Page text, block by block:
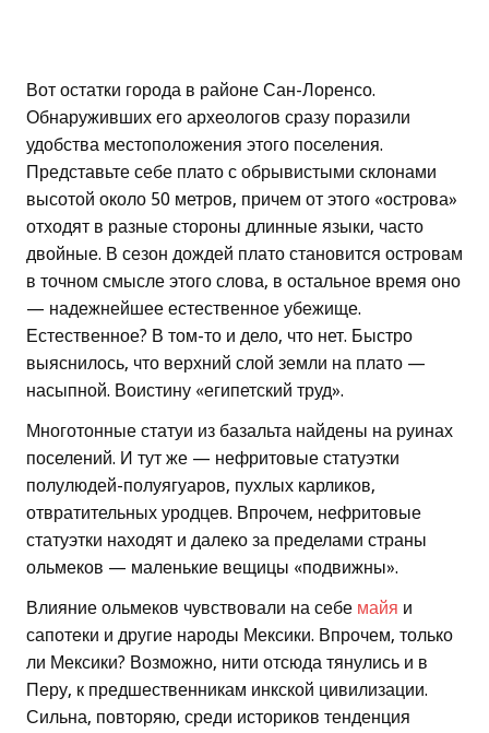
Вот остатки города в районе Сан-Лоренсо.
Обнаруживших его археологов сразу поразили
удобства местоположения этого поселения.
Представьте себе плато с обрывистыми склонами
высотой около 50 метров, причем от этого «острова»
отходят в разные стороны длинные языки, часто
двойные. В сезон дождей плато становится островам
в точном смысле этого слова, в остальное время оно
— надежнейшее естественное убежище.
Естественное? В том-то и дело, что нет. Быстро
выяснилось, что верхний слой земли на плато —
насыпной. Воистину «египетский труд».
Многотонные статуи из базальта найдены на руинах
поселений. И тут же — нефритовые статуэтки
полулюдей-полуягуаров, пухлых карликов,
отвратительных уродцев. Впрочем, нефритовые
статуэтки находят и далеко за пределами страны
ольмеков — маленькие вещицы «подвижны».
Влияние ольмеков чувствовали на себе майя и
сапотеки и другие народы Мексики. Впрочем, только
ли Мексики? Возможно, нити отсюда тянулись и в
Перу, к предшественникам инкской цивилизации.
Сильна, повторяю, среди историков тенденция